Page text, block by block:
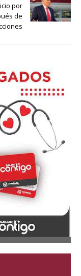
por
de